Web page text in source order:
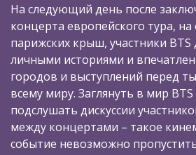
На следующий день после
концерта европейского тура,
парижских крыш, участники BTS
личными историями и
городов и выступлений перед
всему миру. Заглянуть в мир
подслушать дискуссии
между концертами – такое
событие невозможно